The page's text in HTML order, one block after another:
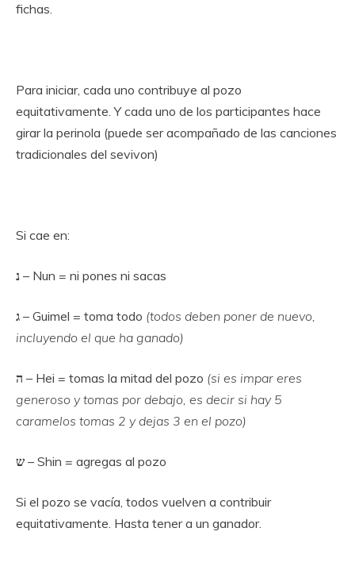
fichas.
Para iniciar, cada uno contribuye al pozo
equitativamente. Y cada uno de los participantes hace
girar la perinola (puede ser acompañado de las canciones
tradicionales del sevivon)
Si cae en:
– Nun = ni pones ni sacas
ג – Guimel = toma todo (todos deben poner de nuevo,
incluyendo el que ha ganado)
ה – Hei = tomas la mitad del pozo (si es impar eres
generoso y tomas por debajo, es decir si hay 5
caramelos tomas 2 y dejas 3 en el pozo)
ש – Shin = agregas al pozo
Si el pozo se vacía, todos vuelven a contribuir
equitativamente. Hasta tener a un ganador.